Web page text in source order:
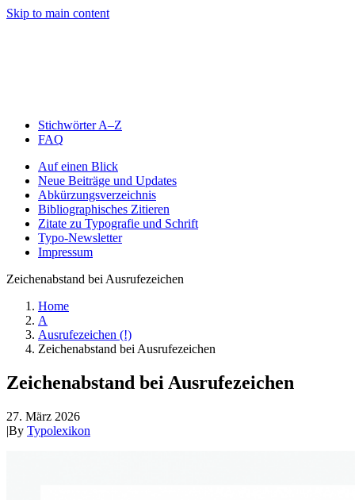
Skip to main content
Stichwörter A–Z
FAQ
Auf einen Blick
Neue Beiträge und Updates
Abkürzungsverzeichnis
Bibliographisches Zitieren
Zitate zu Typografie und Schrift
Typo-Newsletter
Impressum
Zeichenabstand bei Ausrufezeichen
Home
A
Ausrufezeichen (!)
Zeichenabstand bei Ausrufezeichen
Zeichenabstand bei Ausrufezeichen
27. März 2026
|By Typolexikon